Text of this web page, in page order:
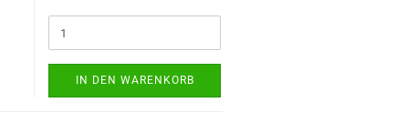
IN DEN WARENKORB